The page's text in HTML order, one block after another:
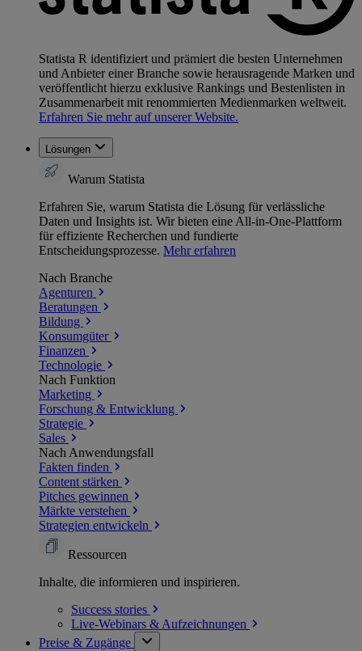
Statista R identifiziert und prämiert die besten Unternehmen
und Anbieter einer Branche sowie herausragende Marken und
veröffentlicht hierzu exklusive Rankings und Bestenlisten in
Zusammenarbeit mit renommierten Medienmarken weltweit.
Erfahren Sie mehr auf unserer Website.
Lösungen
Warum Statista
Erfahren Sie, warum Statista die Lösung für verlässliche
Daten und Insights ist. Wir bieten eine All-in-One-Plattform
für effiziente Recherchen und fundierte
Entscheidungsprozesse. Mehr erfahren
Nach Branche
Agenturen
Beratungen
Bildung
Konsumgüter
Finanzen
Technologie
Nach Funktion
Marketing
Forschung & Entwicklung
Strategie
Sales
Nach Anwendungsfall
Fakten finden
Content stärken
Pitches gewinnen
Märkte verstehen
Strategien entwickeln
Ressourcen
Inhalte, die informieren und inspirieren.
Success stories
Live-Webinars & Aufzeichnungen
Preise & Zugänge